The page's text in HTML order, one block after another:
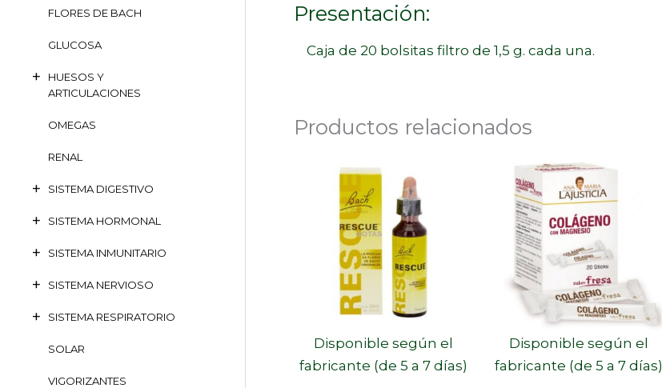
FLORES DE BACH
GLUCOSA
HUESOS Y
ARTICULACIONES
OMEGAS
RENAL
SISTEMA DIGESTIVO
SISTEMA HORMONAL
SISTEMA INMUNITARIO
SISTEMA NERVIOSO
SISTEMA RESPIRATORIO
SOLAR
VIGORIZANTES
Presentación:
Caja de 20 bolsitas filtro de 1,5 g. cada una.
Productos relacionados
Disponible según el
fabricante (de 5 a 7 días)
Disponible según el
fabricante (de 5 a 7 días)